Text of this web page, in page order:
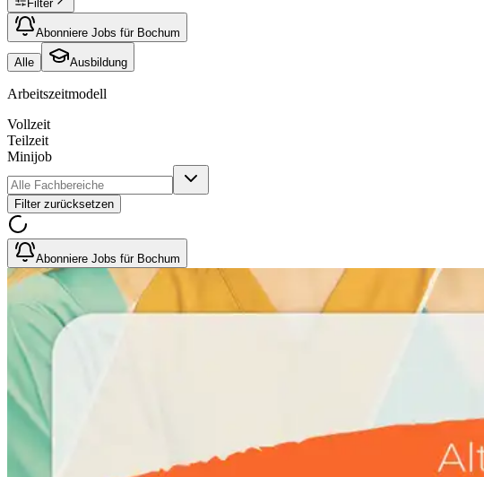
Filter
Abonniere Jobs für Bochum
Alle Ausbildung
Arbeitszeitmodell
Vollzeit
Teilzeit
Minijob
Filter zurücksetzen
Abonniere Jobs für Bochum